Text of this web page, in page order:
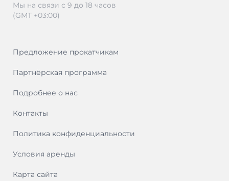
Предложение прокатчикам
Партнёрская программа
Подробнее о нас
Контакты
Политика конфиденциальности
Условия аренды
Карта сайта
Мы на связи с 9 до 18 часов
(GMT +03:00)